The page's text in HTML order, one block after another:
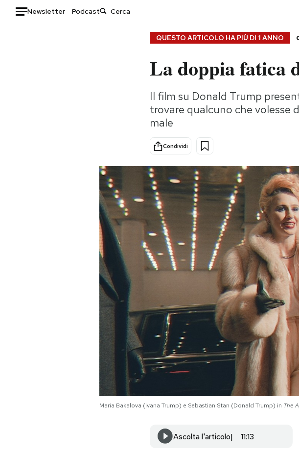
Newsletter Podcast
Consumismi
Storie/Idee
Ok Boomer!
Europa
Altrecose
Mondiali calcio 2026
QUESTO ARTICOLO HA PIÙ DI 1 ANNO
La doppia fatica
Il film su Donald Trump
trovare qualcuno che volesse
male
Condividi
Maria Bakalova (Ivana Trump) e Sebastian Stan (Donald Trump) in The
Ascolta l'articolo 11:13